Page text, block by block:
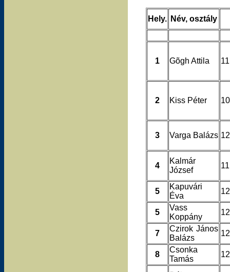
Hely. Név, osztály
1 Gõgh Attila 11
2 Kiss Péter 10
3 Varga Balázs 12
4
Kalmár
József
11
5
Kapuvári
Éva
12
5
Vass
Koppány
12
7
Czirok János
Balázs
12
8
Csonka
Tamás
12